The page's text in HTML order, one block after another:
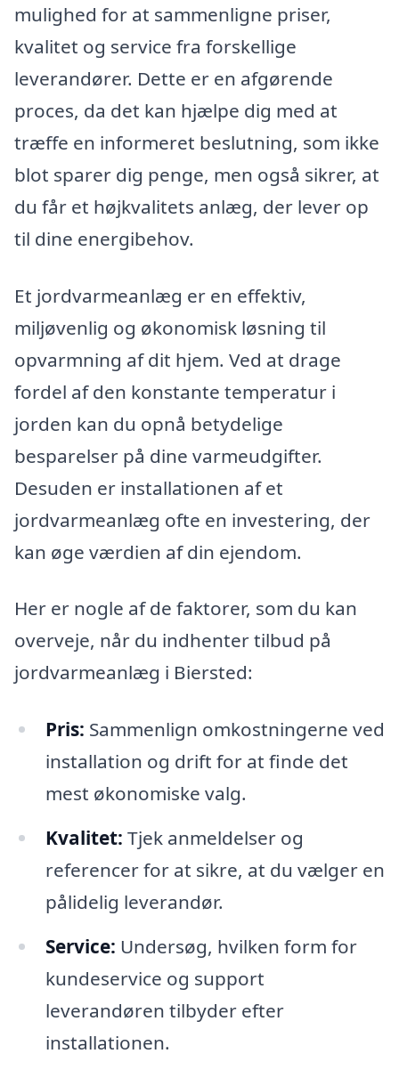
mulighed for at sammenligne priser,
kvalitet og service fra forskellige
leverandører. Dette er en afgørende
proces, da det kan hjælpe dig med at
træffe en informeret beslutning, som ikke
blot sparer dig penge, men også sikrer, at
du får et højkvalitets anlæg, der lever op
til dine energibehov.
Et jordvarmeanlæg er en effektiv,
miljøvenlig og økonomisk løsning til
opvarmning af dit hjem. Ved at drage
fordel af den konstante temperatur i
jorden kan du opnå betydelige
besparelser på dine varmeudgifter.
Desuden er installationen af et
jordvarmeanlæg ofte en investering, der
kan øge værdien af din ejendom.
Her er nogle af de faktorer, som du kan
overveje, når du indhenter tilbud på
jordvarmeanlæg i Biersted:
Pris: Sammenlign omkostningerne ved
installation og drift for at finde det
mest økonomiske valg.
Kvalitet: Tjek anmeldelser og
referencer for at sikre, at du vælger en
pålidelig leverandør.
Service: Undersøg, hvilken form for
kundeservice og support
leverandøren tilbyder efter
installationen.